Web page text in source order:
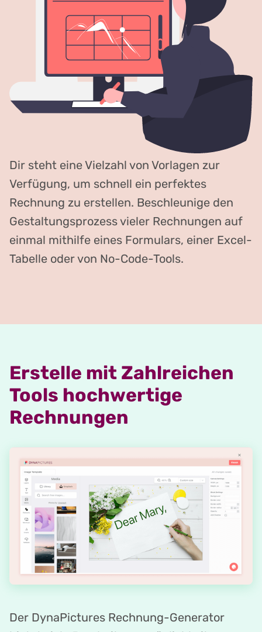
Dir steht eine Vielzahl von Vorlagen zur
Verfügung, um schnell ein perfektes
Rechnung zu erstellen. Beschleunige den
Gestaltungsprozess vieler Rechnungen auf
einmal mithilfe eines Formulars, einer Excel-
Tabelle oder von No-Code-Tools.
Erstelle mit Zahlreichen
Tools hochwertige
Rechnungen
Der DynaPictures Rechnung-Generator